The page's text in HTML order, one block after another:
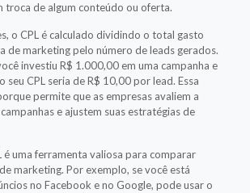
troca de algum conteúdo ou oferta.
o CPL é calculado dividindo o total gasto
de marketing pelo número de leads gerados.
investiu R$ 1.000,00 em uma campanha e
seu CPL seria de R$ 10,00 por lead. Essa
permite que as empresas avaliem a
e ajustem suas estratégias de
é uma ferramenta valiosa para comparar
marketing. Por exemplo, se você está
no Facebook e no Google, pode usar o